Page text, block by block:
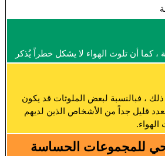
، كما أن تلوث الهواء لا يشكل خطراً يُذكر
، فبالنسبة لبعض الملوثات قد يكون
قليل جداً من الأشخاص الذين لديهم
للمجموعات الحساسة